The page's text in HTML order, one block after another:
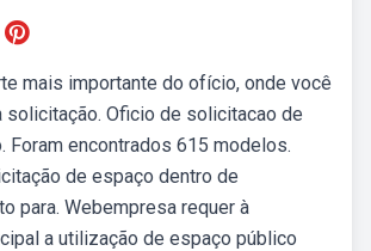
mais importante do ofício, onde você
solicitação. Oficio de solicitacao de
Foram encontrados 615 modelos.
de espaço dentro de
para. Webempresa requer à
a utilização de espaço público